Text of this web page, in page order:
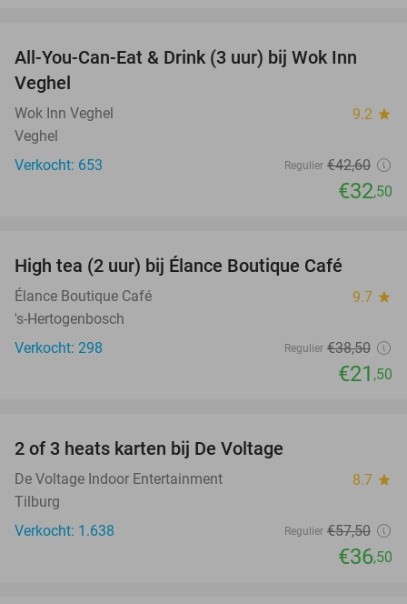
24%
All-You-Can-Eat & Drink (3 uur) bij Wok Inn
Veghel
Wok Inn Veghel 9.2 star
Veghel
Verkocht: 653
Regulier €42,60
€32,50
High tea (2 uur) bij Élance Boutique Café
Élance Boutique Café 9.7 star
's-Hertogenbosch
Verkocht: 298
Regulier €38,50
€21 ,50
2 of 3 heats karten bij De Voltage
De Voltage Indoor Entertainment 8.7 star
Tilburg
Verkocht: 1.638
Regulier €57,50
€36,50